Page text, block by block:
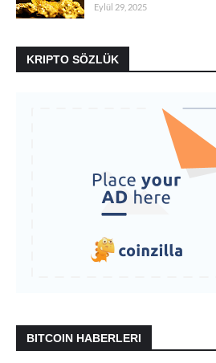
Eylül 29, 2025
KRIPTO SÖZLÜK
BITCOIN HABERLERI